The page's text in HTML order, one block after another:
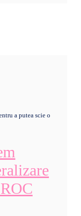
a putea scie o